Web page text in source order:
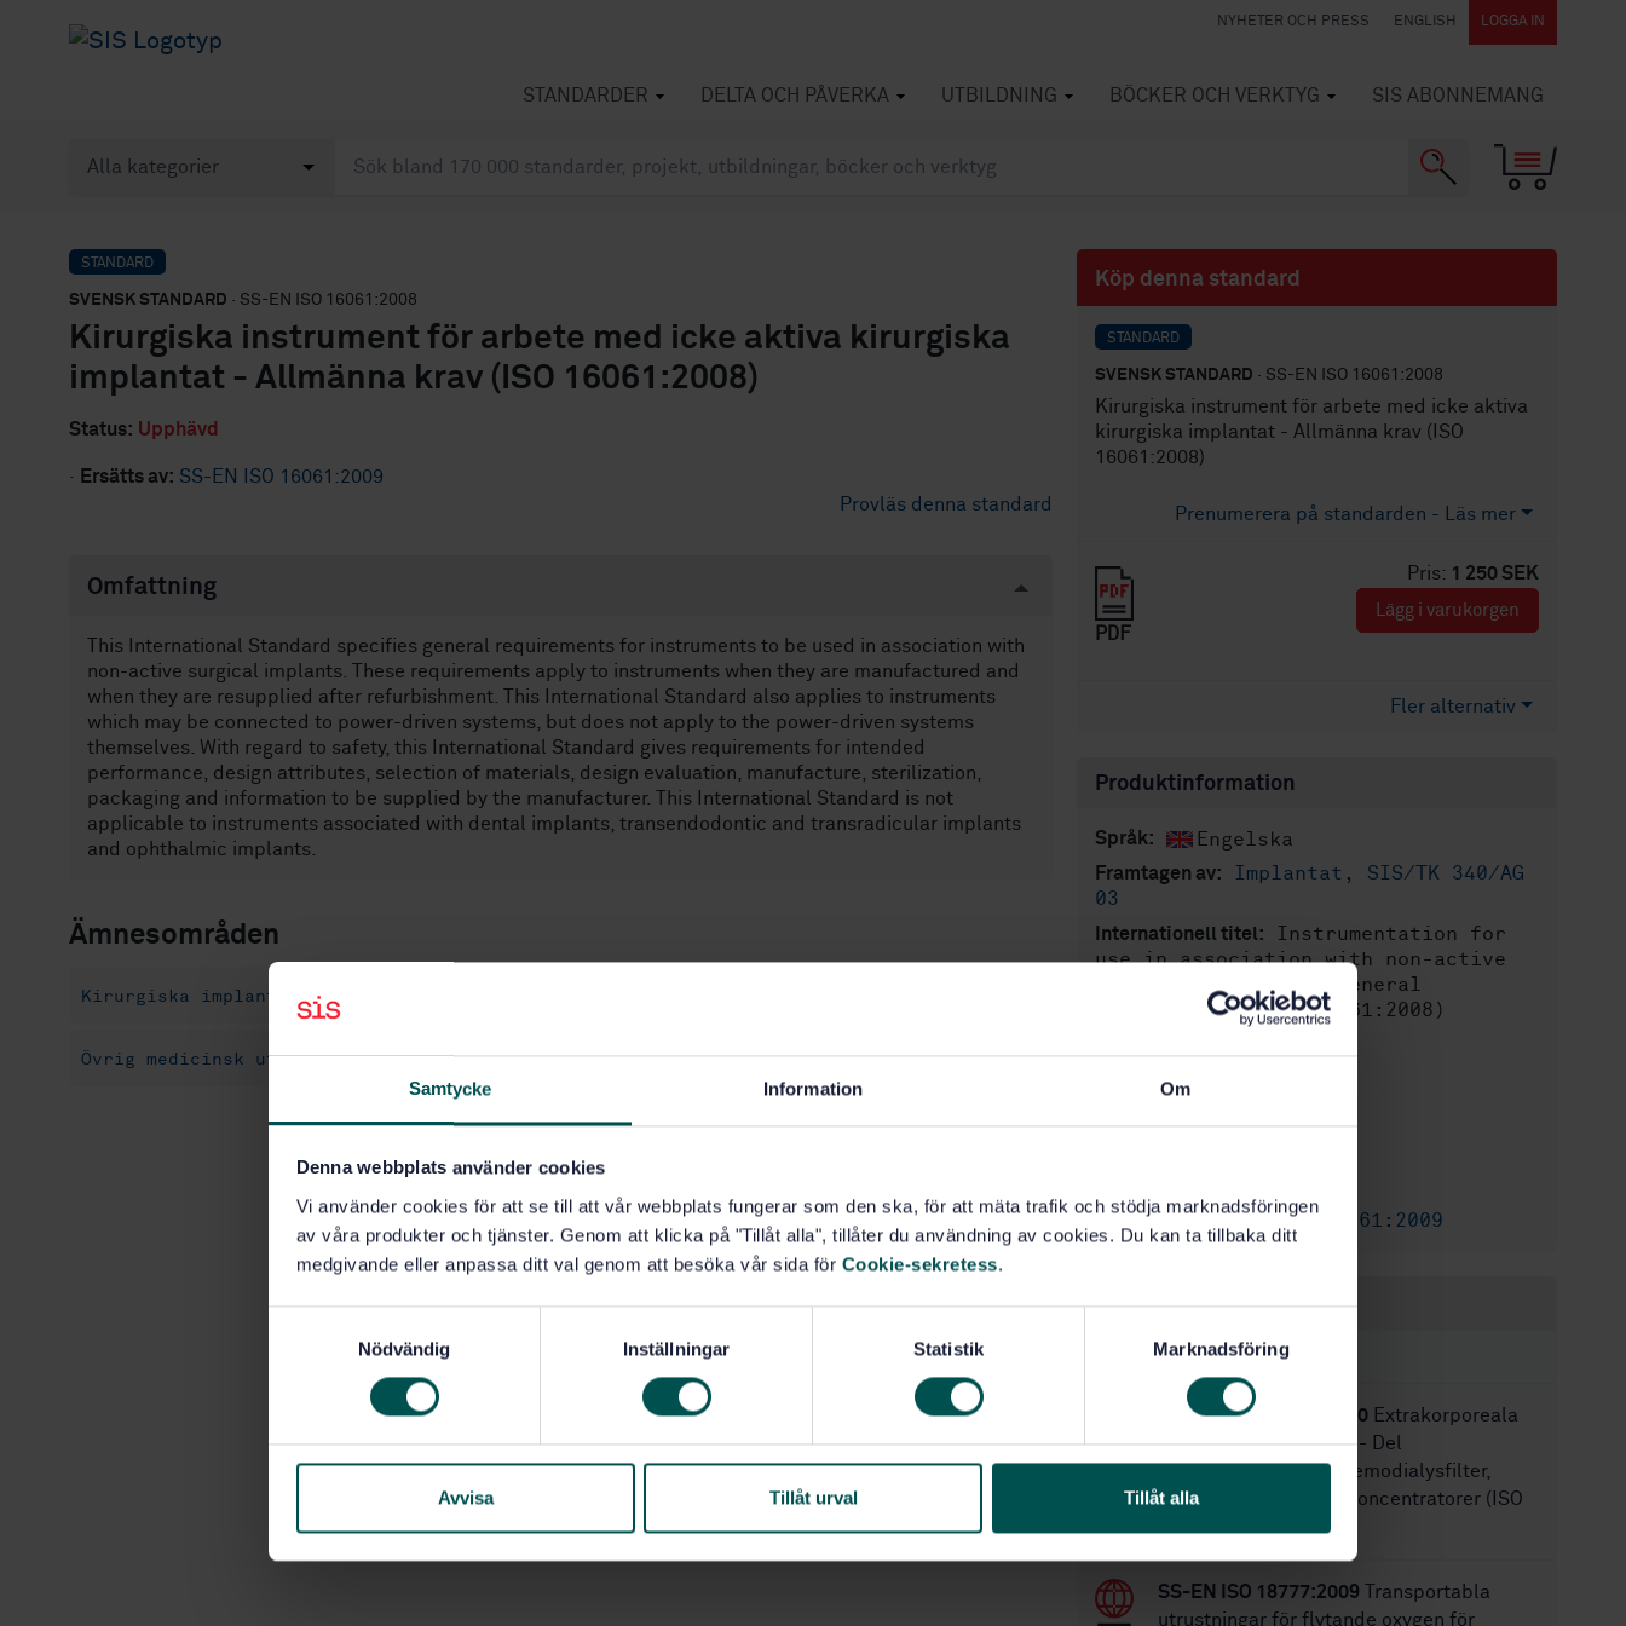
Samtycke Information Om
Denna webbplats använder cookies
Vi använder cookies för att se till att vår webbplats fungerar som den ska, för att mäta trafik och stödja marknadsföringen
av våra produkter och tjänster. Genom att klicka på "Tillåt alla", tillåter du användning av cookies. Du kan ta tillbaka ditt
medgivande eller anpassa ditt val genom att besöka vår sida för Cookie-sekretess.
s
Nödvändig Inställningar Statistik Marknadsföring
Avvisa Tillåt urval Tillåt alla
NYHETER OCH PRESS ENGLISH LOGGA IN
STANDARDER DELTA OCH PÅVERKA UTBILDNING BÖCKER OCH VERKTYG SIS ABONNEMANG
STANDARD
SVENSK STANDARD · SS-EN ISO 16061:2008
Kirurgiska instrument för arbete med icke aktiva kirurgiska
implantat - Allmänna krav (ISO 16061:2008)
Status: Upphävd
· Ersätts av: SS-EN ISO 16061:2009
Provläs denna standard
Omfattning
This International Standard specifies general requirements for instruments to be used in association with
non-active surgical implants. These requirements apply to instruments when they are manufactured and
when they are resupplied after refurbishment. This International Standard also applies to instruments
which may be connected to power-driven systems, but does not apply to the power-driven systems
themselves. With regard to safety, this International Standard gives requirements for intended
performance, design attributes, selection of materials, design evaluation, manufacture, sterilization,
packaging and information to be supplied by the manufacturer. This International Standard is not
applicable to instruments associated with dental implants, transendodontic and transradicular implants
and ophthalmic implants.
Ämnesområden
Kirurgiska implantat, proteser och ortoser (11.040.40)
Övrig medicinsk utrustning (11.040.99)
Köp denna standard
STANDARD
SVENSK STANDARD · SS-EN ISO 16061:2008
Kirurgiska instrument för arbete med icke aktiva
kirurgiska implantat - Allmänna krav (ISO
16061:2008)
Prenumerera på standarden - Läs mer
Pris: 1 250 SEK
PDF
Lägg i varukorgen
Fler alternativ
Produktinformation
Språk: Engelska
Framtagen av:
Implantat, SIS/TK 340/AG
03
Internationell titel:
Instrumentation for
use in association with non-active
surgical implants - General
requirements (ISO 16061:2008)
Utgåva:1
Ersätts av: SS-EN ISO 16061:2009
Inom samma område
STANDARDER
SS-EN ISO 8637-1:2020 Extrakorporeala
system för blodrening - Del
1:Hemodialysatorer, hemodialysfilter,
dialysfilter och hemokoncentratorer (ISO
SS-EN ISO 18777:2009 Transportabla
utrustningar för flytande oxygen för